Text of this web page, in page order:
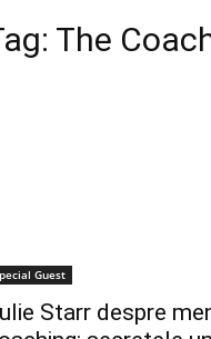
The
Guest
Starr despre